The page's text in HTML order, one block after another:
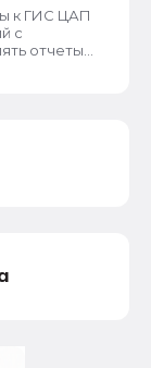
к ГИС ЦАП
с
отчеты